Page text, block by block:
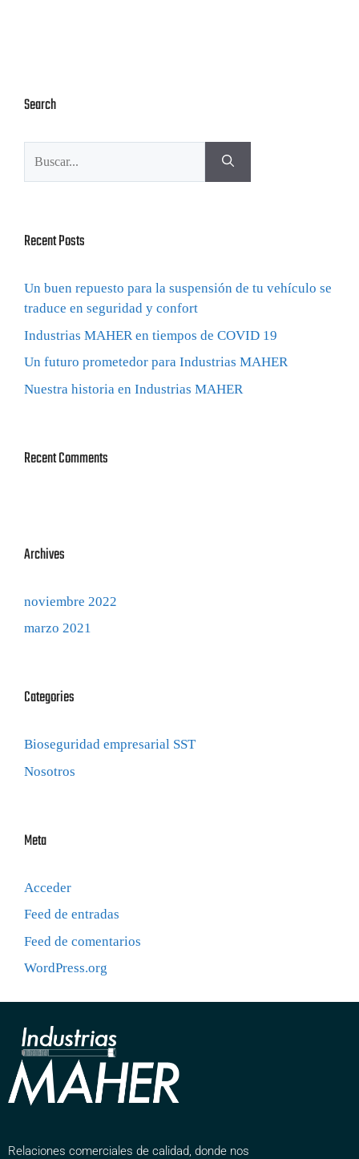
Search
Recent Posts
Un buen repuesto para la suspensión de tu vehículo se
traduce en seguridad y confort
Industrias MAHER en tiempos de COVID 19
Un futuro prometedor para Industrias MAHER
Nuestra historia en Industrias MAHER
Recent Comments
Archives
noviembre 2022
marzo 2021
Categories
Bioseguridad empresarial SST
Nosotros
Meta
Acceder
Feed de entradas
Feed de comentarios
WordPress.org
Relaciones comerciales de calidad, donde nos